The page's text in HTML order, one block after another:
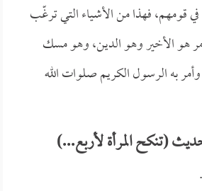
قومهم، فهذا من الأشياء التي ترغّب
هو الأخير وهو الدين، وهو مسك
به الرسول الكريم صلوات الله
(تنكح المرأة لأربع...)